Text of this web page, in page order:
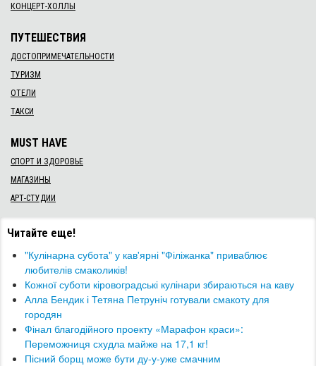
КОНЦЕРТ-ХОЛЛЫ
ПУТЕШЕСТВИЯ
ДОСТОПРИМЕЧАТЕЛЬНОСТИ
ТУРИЗМ
ОТЕЛИ
ТАКСИ
MUST HAVE
СПОРТ И ЗДОРОВЬЕ
МАГАЗИНЫ
АРТ-СТУДИИ
Читайте еще!
"Кулінарна субота" у кав'ярні "Філіжанка" приваблює
любителів смаколиків!
Кожної суботи кіровоградські кулінари збираються на каву
Алла Бендик і Тетяна Петруніч готували смакоту для
городян
Фінал благодійного проекту «Марафон краси»:
Переможниця схудла майже на 17,1 кг!
Пісний борщ може бути ду-у-уже смачним